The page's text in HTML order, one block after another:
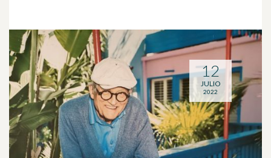
12
JULIO
2022